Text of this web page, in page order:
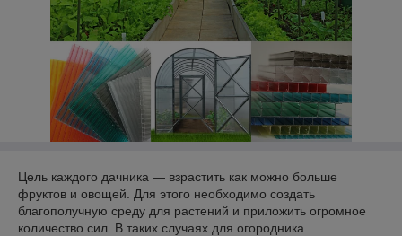
Цель каждого дачника — взрастить как можно больше
фруктов и овощей. Для этого необходимо создать
благополучную среду для растений и приложить огромное
количество сил. В таких случаях для огородника